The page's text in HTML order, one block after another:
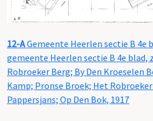
12-AGemeente Heerlen sectie B 4e
gemeente Heerlen sectie B 4e blad,
Robroeker Berg; By Den Kroeselen
Kamp; Pronse Broek; Het
Pappersjans; Op Den Bok, 1917